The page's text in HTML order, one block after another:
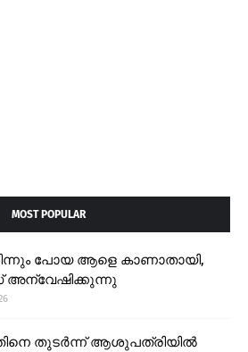
MOST POPULAR
നിന്നും പോയ ആളെ കാണാതായി,
അന്വേഷിക്കുന്നു
തുടർന്ന് ആശുപത്രിയിൽ